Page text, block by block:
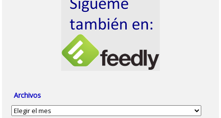
Archivos
Archivos